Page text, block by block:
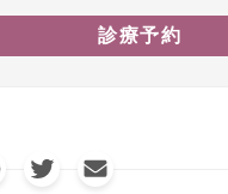
診療予約